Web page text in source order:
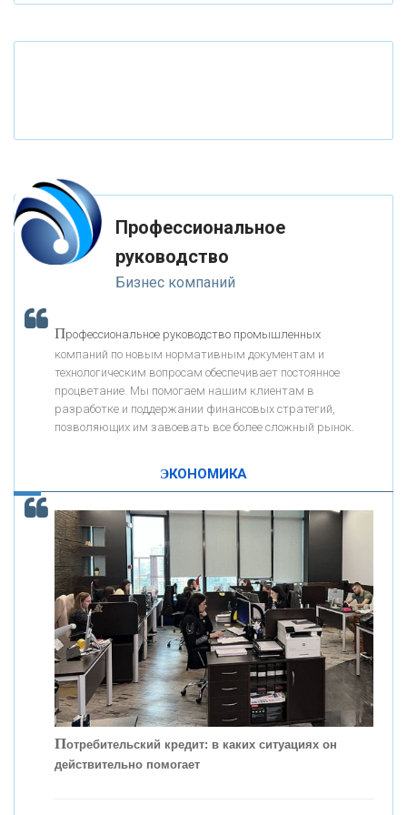
«ФК ОТКРЫТИЕ»
«ЗАПСИБКОМБАНК»
«РОСЕВРОБАНК»
«ПРЕСС-СЛУЖБА ВТБ24»
«АВТОГРАДБАНК»
ОНАС
КОНТАКТЫ
К ак Система быстрых платежей за пять лет
Профессиональное
руководство
Бизнес компаний
Профессиональное руководство промышленных
компаний по новым нормативным документам и
технологическим вопросам обеспечивает постоянное
процветание. Мы помогаем нашим клиентам в
разработке и поддержании финансовых стратегий,
позволяющих им завоевать все более сложный рынок.
ЭКОНОМИКА
Потребительский кредит: в каких ситуациях он
действительно помогает